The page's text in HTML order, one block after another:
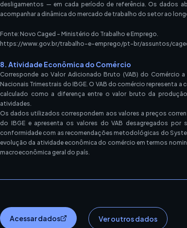
desligamentos — em cada período de referência. Os dados
acompanhar a dinâmica do mercado de trabalho do setor ao
Fonte: Novo Caged – Ministério do Trabalho e Emprego.
https://www.gov.br/trabalho-e-emprego/pt-br/assuntos/
8. Atividade Econômica do Comércio
Corresponde ao Valor Adicionado Bruto (VAB) do
Nacionais Trimestrais do IBGE. O VAB do comércio representa
calculado como a diferença entre o valor bruto da
atividades.
Os dados utilizados correspondem aos valores a preços
do IBGE e apresenta os valores do VAB desagregados por
conformidade com as recomendações metodológicas do
evolução da atividade econômica do comércio em termos
macroeconômica geral do país.
Acessar dados Ver outros dados